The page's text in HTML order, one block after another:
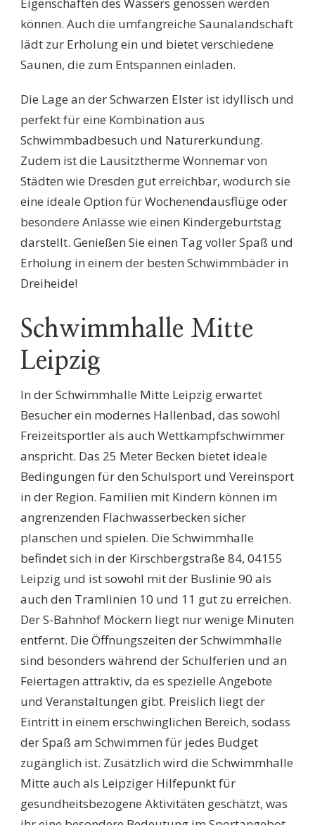
können. Auch die umfangreiche Saunalandschaft
lädt zur Erholung ein und bietet verschiedene
Saunen, die zum Entspannen einladen.
Die Lage an der Schwarzen Elster ist idyllisch und
perfekt für eine Kombination aus
Schwimmbadbesuch und Naturerkundung.
Zudem ist die Lausitztherme Wonnemar von
Städten wie Dresden gut erreichbar, wodurch sie
eine ideale Option für Wochenendausflüge oder
besondere Anlässe wie einen Kindergeburtstag
darstellt. Genießen Sie einen Tag voller Spaß und
Erholung in einem der besten Schwimmbäder in
Dreiheide!
Schwimmhalle Mitte
Leipzig
In der Schwimmhalle Mitte Leipzig erwartet
Besucher ein modernes Hallenbad, das sowohl
Freizeitsportler als auch Wettkampfschwimmer
anspricht. Das 25 Meter Becken bietet ideale
Bedingungen für den Schulsport und Vereinsport
in der Region. Familien mit Kindern können im
angrenzenden Flachwasserbecken sicher
planschen und spielen. Die Schwimmhalle
befindet sich in der Kirschbergstraße 84, 04155
Leipzig und ist sowohl mit der Buslinie 90 als
auch den Tramlinien 10 und 11 gut zu erreichen.
Der S-Bahnhof Möckern liegt nur wenige Minuten
entfernt. Die Öffnungszeiten der Schwimmhalle
sind besonders während der Schulferien und an
Feiertagen attraktiv, da es spezielle Angebote
und Veranstaltungen gibt. Preislich liegt der
Eintritt in einem erschwinglichen Bereich, sodass
der Spaß am Schwimmen für jedes Budget
zugänglich ist. Zusätzlich wird die Schwimmhalle
Mitte auch als Leipziger Hilfepunkt für
gesundheitsbezogene Aktivitäten geschätzt, was